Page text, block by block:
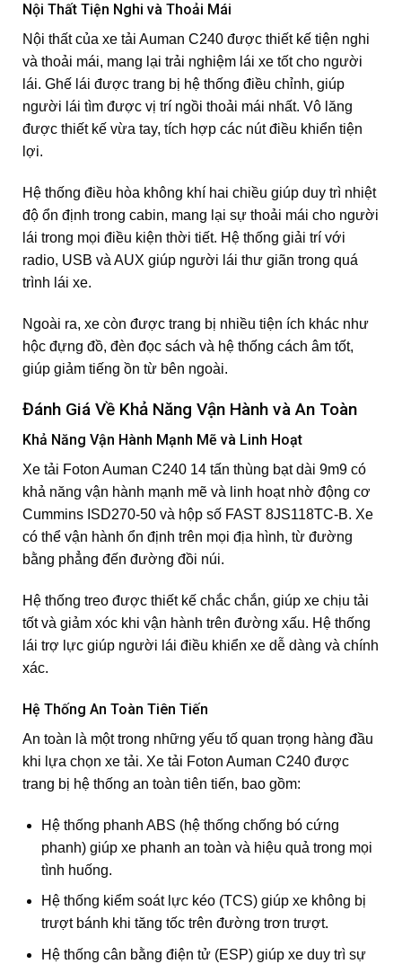
Nội Thất Tiện Nghi và Thoải Mái
Nội thất của xe tải Auman C240 được thiết kế tiện nghi
và thoải mái, mang lại trải nghiệm lái xe tốt cho người
lái. Ghế lái được trang bị hệ thống điều chỉnh, giúp
người lái tìm được vị trí ngồi thoải mái nhất. Vô lăng
được thiết kế vừa tay, tích hợp các nút điều khiển tiện
lợi.
Hệ thống điều hòa không khí hai chiều giúp duy trì nhiệt
độ ổn định trong cabin, mang lại sự thoải mái cho người
lái trong mọi điều kiện thời tiết. Hệ thống giải trí với
radio, USB và AUX giúp người lái thư giãn trong quá
trình lái xe.
Ngoài ra, xe còn được trang bị nhiều tiện ích khác như
hộc đựng đồ, đèn đọc sách và hệ thống cách âm tốt,
giúp giảm tiếng ồn từ bên ngoài.
Đánh Giá Về Khả Năng Vận Hành và An Toàn
Khả Năng Vận Hành Mạnh Mẽ và Linh Hoạt
Xe tải Foton Auman C240 14 tấn thùng bạt dài 9m9 có
khả năng vận hành mạnh mẽ và linh hoạt nhờ động cơ
Cummins ISD270-50 và hộp số FAST 8JS118TC-B. Xe
có thể vận hành ổn định trên mọi địa hình, từ đường
bằng phẳng đến đường đồi núi.
Hệ thống treo được thiết kế chắc chắn, giúp xe chịu tải
tốt và giảm xóc khi vận hành trên đường xấu. Hệ thống
lái trợ lực giúp người lái điều khiển xe dễ dàng và chính
xác.
Hệ Thống An Toàn Tiên Tiến
An toàn là một trong những yếu tố quan trọng hàng đầu
khi lựa chọn xe tải. Xe tải Foton Auman C240 được
trang bị hệ thống an toàn tiên tiến, bao gồm:
Hệ thống phanh ABS (hệ thống chống bó cứng
phanh) giúp xe phanh an toàn và hiệu quả trong mọi
tình huống.
Hệ thống kiểm soát lực kéo (TCS) giúp xe không bị
trượt bánh khi tăng tốc trên đường trơn trượt.
Hệ thống cân bằng điện tử (ESP) giúp xe duy trì sự